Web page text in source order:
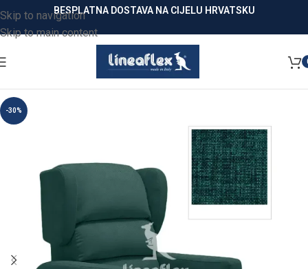
Skip to navigation
Skip to main content
BESPLATNA DOSTAVA NA CIJELU HRVATSKU
-30%